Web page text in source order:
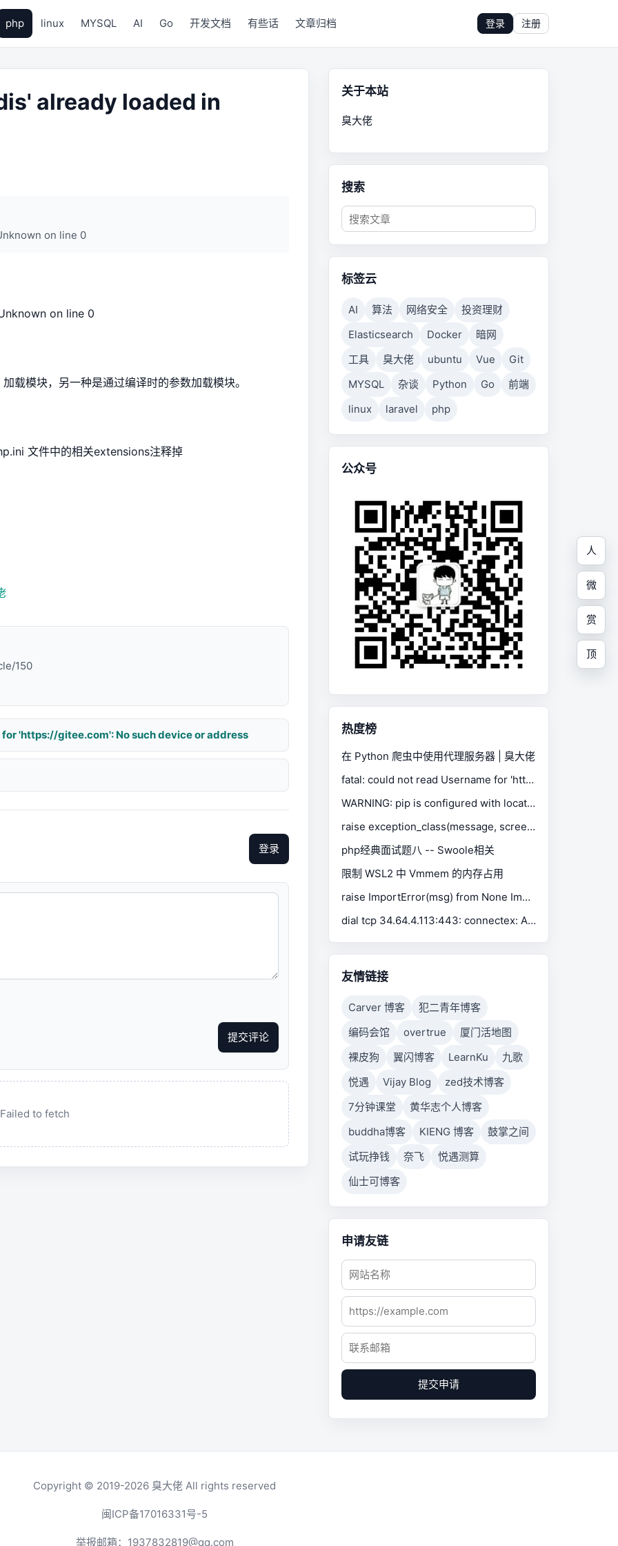
php linux MYSQL AI Go 开发文档 有些话 文章归档 登录 注册
already loaded in
on line 0
on line 0
载模块，另一种是通过编译时的参数加载模块。
文件中的相关extensions注释掉
150
'https://gitee.com': No such device or address
登录
提交评论
Failed to fetch
关于本站
臭大佬
搜索
标签云
AI 算法 网络安全
投资理财
Elasticsearch
Docker
暗网
工具
臭大佬 ubuntu Vue
Git
MYSQL
杂谈 Python Go
前端
linux
laravel php
公众号
热度榜
在 Python 爬虫中使用代理服务器 | 臭大佬
fatal: could not read Username for 'https://gitee.com': No such device or address
WARNING: pip is configured with locations that require TLS/SSL, however the ssl module in Python is not available.
raise exception_class(message, screen, stacktrace) selenium.common.exceptions.SessionNotCreatedException
php经典面试题八 -- Swoole相关
限制 WSL2 中 Vmmem 的内存占用
raise ImportError(msg) from None ImportError: Missing optional dependency 'xlrd'. Install xlrd >= 1.0.0 for Excel support Use pip or conda to install xlrd.
dial tcp 34.64.4.113:443: connectex: A connection attempt failed because the connected party did not properly respond after a period of time, or established connection failed because connected host has failed to respond.
友情链接
Carver 博客
犯二青年博客
编码会馆
overtrue
厦门活地图
裸皮狗
翼闪博客 LearnKu
九歌
悦遇
Vijay Blog
zed技术博客
7分钟课堂
黄华志个人博客
buddha博客
KIENG 博客
鼓掌之间
试玩挣钱
奈飞
悦遇测算
仙士可博客
申请友链
提交申请
人
微
赏
顶
Copyright © 2019-2026 臭大佬 All rights reserved
闽ICP备17016331号-5
举报邮箱： 1937832819@qq.com